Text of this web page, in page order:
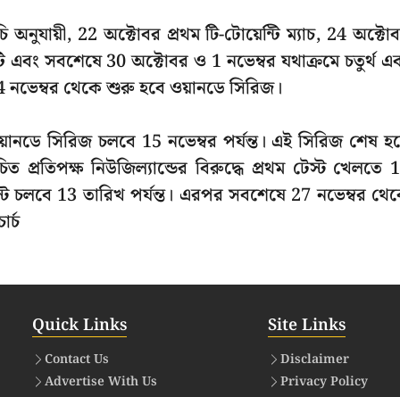
অনুযায়ী, 22 অক্টোবর প্রথম টি-টোয়েন্টি ম্যাচ, 24
এবং সবশেষে 30 অক্টোবর ও 1 নভেম্বর যথাক্রমে চতুর্থ
নভেম্বর থেকে শুরু হবে ওয়ানডে সিরিজ।
সিরিজ চলবে 15 নভেম্বর পর্যন্ত। এই সিরিজ শেষ
নিউজিল্যান্ডের বিরুদ্ধে প্রথম টেস্ট খেলতে
চলবে 13 তারিখ পর্যন্ত। এরপর সবশেষে 27 নভেম্বর
Quick Links
Contact Us
Advertise With Us
Site Links
Disclaimer
Privacy Policy